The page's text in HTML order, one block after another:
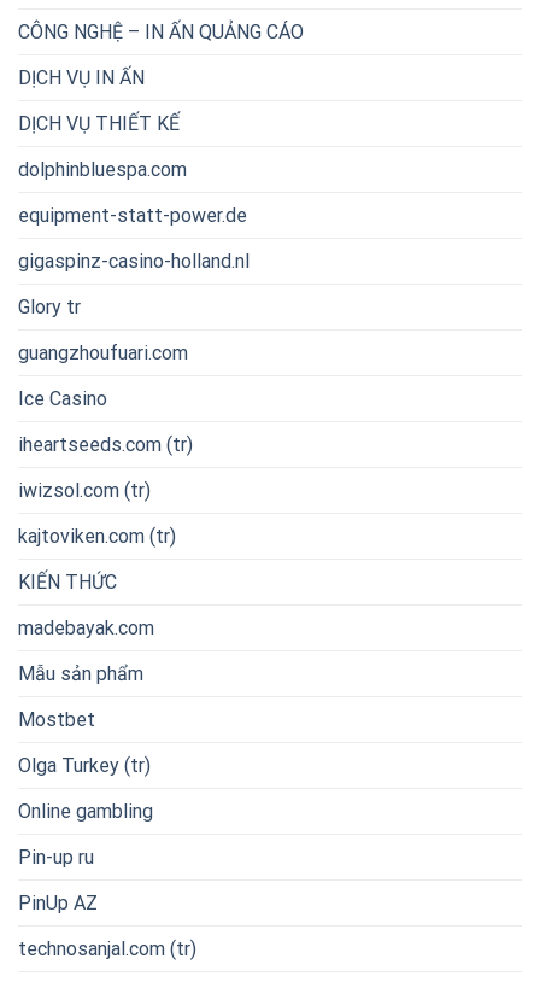
CÔNG NGHỆ – IN ẤN QUẢNG CÁO
DỊCH VỤ IN ẤN
DỊCH VỤ THIẾT KẾ
dolphinbluespa.com
equipment-statt-power.de
gigaspinz-casino-holland.nl
Glory tr
guangzhoufuari.com
Ice Casino
iheartseeds.com (tr)
iwizsol.com (tr)
kajtoviken.com (tr)
KIẾN THỨC
madebayak.com
Mẫu sản phẩm
Mostbet
Olga Turkey (tr)
Online gambling
Pin-up ru
PinUp AZ
technosanjal.com (tr)